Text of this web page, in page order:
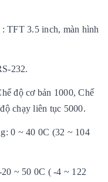
TFT 3.5 inch, màn hình
232.
độ cơ bản 1000, Chế
chạy liên tục 5000.
0 ~ 40 0C (32 ~ 104
~ 50 0C ( -4 ~ 122